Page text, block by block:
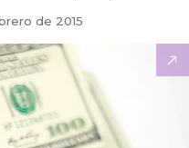
de 2015